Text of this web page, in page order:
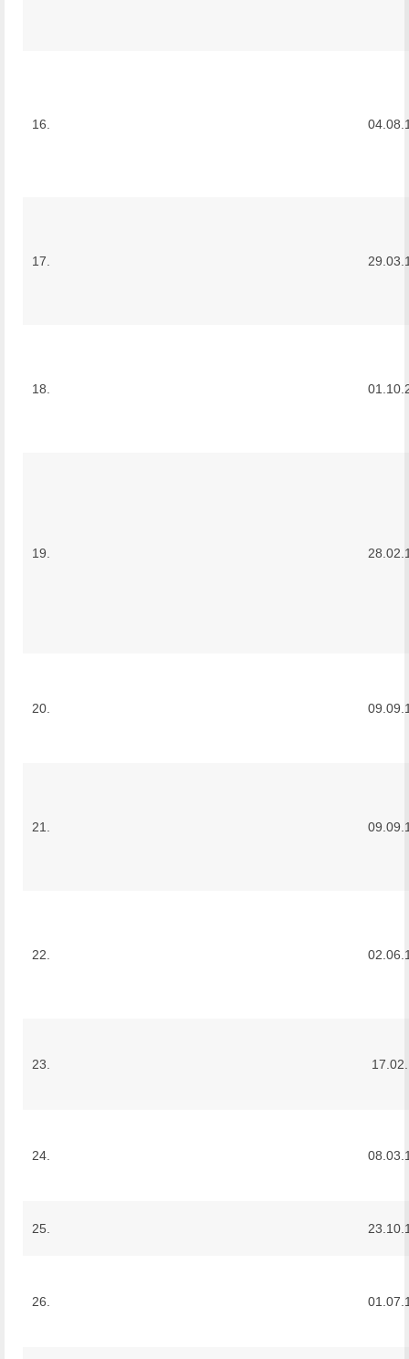
16.
17.
18.
19.
20.
21.
22.
23.
24.
25.
26.